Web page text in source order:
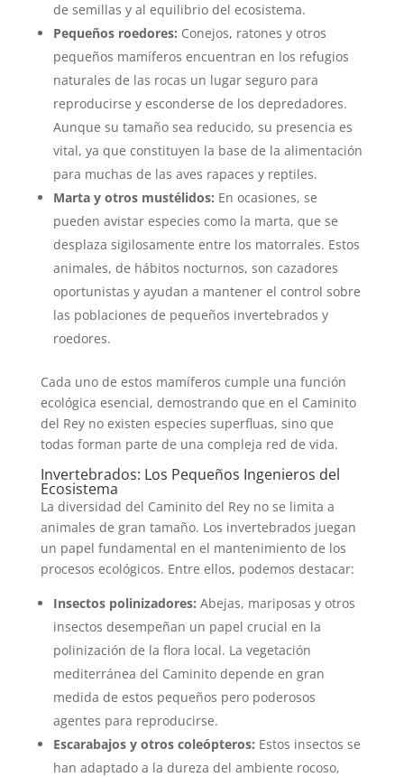
de semillas y al equilibrio del ecosistema.
Pequeños roedores: Conejos, ratones y otros
pequeños mamíferos encuentran en los refugios
naturales de las rocas un lugar seguro para
reproducirse y esconderse de los depredadores.
Aunque su tamaño sea reducido, su presencia es
vital, ya que constituyen la base de la alimentación
para muchas de las aves rapaces y reptiles.
Marta y otros mustélidos: En ocasiones, se
pueden avistar especies como la marta, que se
desplaza sigilosamente entre los matorrales. Estos
animales, de hábitos nocturnos, son cazadores
oportunistas y ayudan a mantener el control sobre
las poblaciones de pequeños invertebrados y
roedores.
Cada uno de estos mamíferos cumple una función
ecológica esencial, demostrando que en el Caminito
del Rey no existen especies superfluas, sino que
todas forman parte de una compleja red de vida.
Invertebrados: Los Pequeños Ingenieros del
Ecosistema
La diversidad del Caminito del Rey no se limita a
animales de gran tamaño. Los invertebrados juegan
un papel fundamental en el mantenimiento de los
procesos ecológicos. Entre ellos, podemos destacar:
Insectos polinizadores: Abejas, mariposas y otros
insectos desempeñan un papel crucial en la
polinización de la flora local. La vegetación
mediterránea del Caminito depende en gran
medida de estos pequeños pero poderosos
agentes para reproducirse.
Escarabajos y otros coleópteros: Estos insectos se
han adaptado a la dureza del ambiente rocoso,